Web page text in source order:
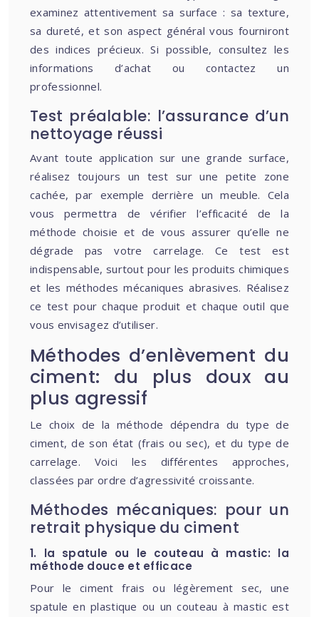
examinez attentivement sa surface : sa texture,
sa dureté, et son aspect général vous fourniront
des indices précieux. Si possible, consultez les
informations d’achat ou contactez un
professionnel.
Test préalable: l’assurance d’un
nettoyage réussi
Avant toute application sur une grande surface,
réalisez toujours un test sur une petite zone
cachée, par exemple derrière un meuble. Cela
vous permettra de vérifier l’efficacité de la
méthode choisie et de vous assurer qu’elle ne
dégrade pas votre carrelage. Ce test est
indispensable, surtout pour les produits chimiques
et les méthodes mécaniques abrasives. Réalisez
ce test pour chaque produit et chaque outil que
vous envisagez d’utiliser.
Méthodes d’enlèvement du
ciment: du plus doux au
plus agressif
Le choix de la méthode dépendra du type de
ciment, de son état (frais ou sec), et du type de
carrelage. Voici les différentes approches,
classées par ordre d’agressivité croissante.
Méthodes mécaniques: pour un
retrait physique du ciment
1. la spatule ou le couteau à mastic: la
méthode douce et efficace
Pour le ciment frais ou légèrement sec, une
spatule en plastique ou un couteau à mastic est